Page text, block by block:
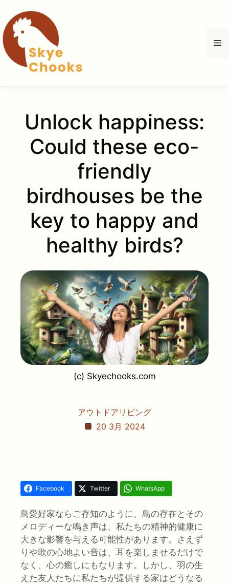
テ
ン
ツ
メ
Unlock happiness:
Could these eco-
friendly
birdhouses be the
key to happy and
healthy birds?
(c) Skyechooks.com
アウトドアリビング
20 3月 2024
Facebook Twitter WhatsApp
鳥愛好家ならご存知のように、鳥の存在とその
メロディーな鳴き声は、私たちの精神的健康に
大きな影響を与える可能性があります。さえず
りや歌の心地よい音は、耳を楽しませるだけで
なく、心の癒しにもなります。しかし、羽の生
えた友人たちに私たちが提供する家はどうなる